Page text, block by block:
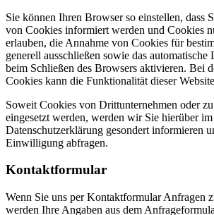
Sie können Ihren Browser so einstellen, dass
von Cookies informiert werden und Cookies
erlauben, die Annahme von Cookies für
generell ausschließen sowie das automatische
beim Schließen des Browsers aktivieren. Bei
Cookies kann die Funktionalität dieser
Soweit Cookies von Drittunternehmen oder
eingesetzt werden, werden wir Sie hierüber
Datenschutzerklärung gesondert informieren
Einwilligung abfragen.
Kontaktformular
Wenn Sie uns per Kontaktformular Anfragen
werden Ihre Angaben aus dem